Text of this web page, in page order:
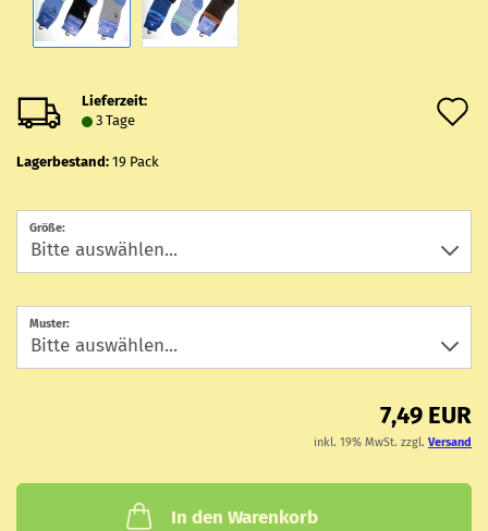
Lieferzeit:
3 Tage
Lagerbestand: 19 Pack
Größe:
Muster:
7,49 EUR
inkl. 19% MwSt. zzgl. Versand
In den Warenkorb